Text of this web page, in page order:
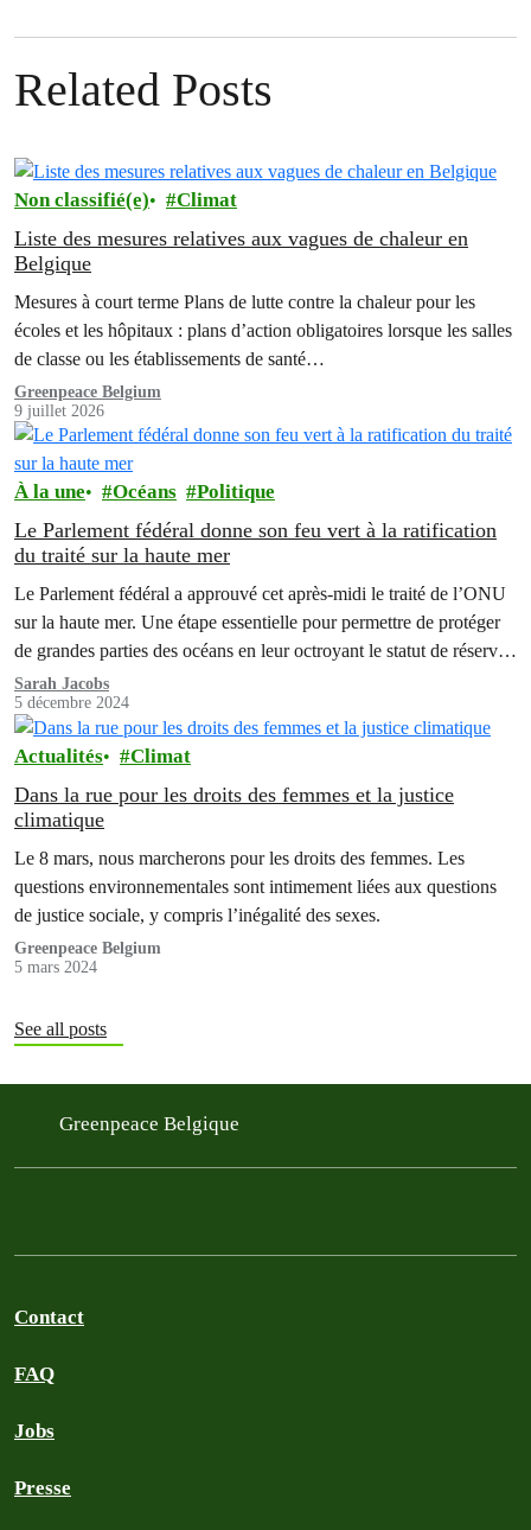
Related Posts
Non classifié(e) Climat
Liste des mesures relatives aux vagues de chaleur en
Belgique
Mesures à court terme Plans de lutte contre la chaleur pour les
écoles et les hôpitaux : plans d’action obligatoires lorsque les salles
de classe ou les établissements de santé…
Greenpeace Belgium
9 juillet 2026
À la une Océans Politique
Le Parlement fédéral donne son feu vert à la ratification
du traité sur la haute mer
Le Parlement fédéral a approuvé cet après-midi le traité de l’ONU
sur la haute mer. Une étape essentielle pour permettre de protéger
de grandes parties des océans en leur octroyant le statut de réserves
marines.
Sarah Jacobs
5 décembre 2024
Actualités Climat
Dans la rue pour les droits des femmes et la justice
climatique
Le 8 mars, nous marcherons pour les droits des femmes. Les
questions environnementales sont intimement liées aux questions
de justice sociale, y compris l’inégalité des sexes.
Greenpeace Belgium
5 mars 2024
See all posts
Greenpeace Belgique
Contact
FAQ
Jobs
Presse